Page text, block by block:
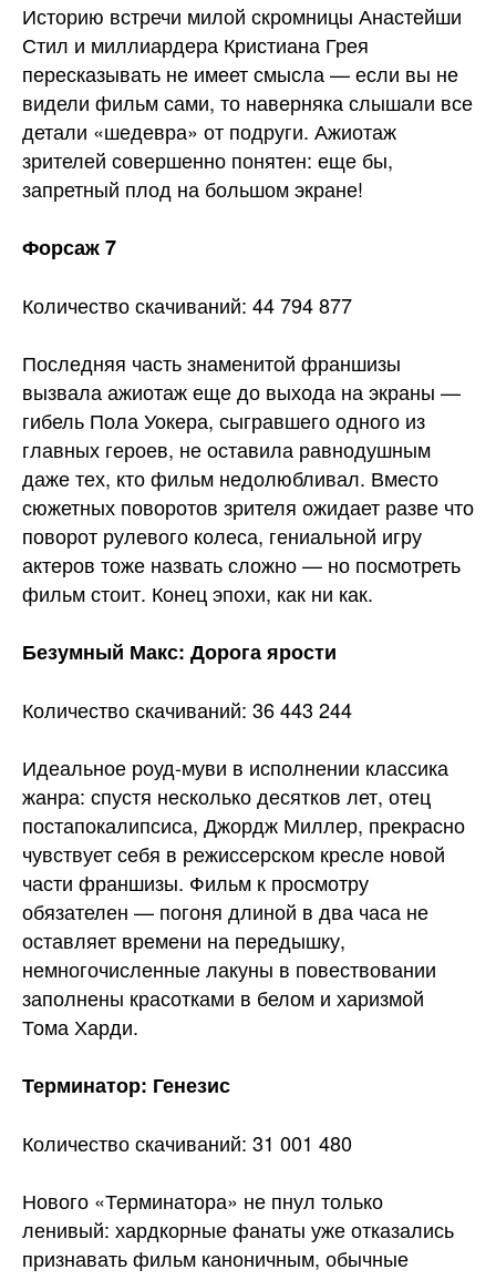
Историю встречи милой скромницы Анастейши
Стил и миллиардера Кристиана Грея
пересказывать не имеет смысла — если вы не
видели фильм сами, то наверняка слышали все
детали «шедевра» от подруги. Ажиотаж
зрителей совершенно понятен: еще бы,
запретный плод на большом экране!
Форсаж 7
Количество скачиваний: 44 794 877
Последняя часть знаменитой франшизы
вызвала ажиотаж еще до выхода на экраны —
гибель Пола Уокера, сыгравшего одного из
главных героев, не оставила равнодушным
даже тех, кто фильм недолюбливал. Вместо
сюжетных поворотов зрителя ожидает разве что
поворот рулевого колеса, гениальной игру
актеров тоже назвать сложно — но посмотреть
фильм стоит. Конец эпохи, как ни как.
Безумный Макс: Дорога ярости
Количество скачиваний: 36 443 244
Идеальное роуд-муви в исполнении классика
жанра: спустя несколько десятков лет, отец
постапокалипсиса, Джордж Миллер, прекрасно
чувствует себя в режиссерском кресле новой
части франшизы. Фильм к просмотру
обязателен — погоня длиной в два часа не
оставляет времени на передышку,
немногочисленные лакуны в повествовании
заполнены красотками в белом и харизмой
Тома Харди.
Терминатор: Генезис
Количество скачиваний: 31 001 480
Нового «Терминатора» не пнул только
ленивый: хардкорные фанаты уже отказались
признавать фильм каноничным, обычные